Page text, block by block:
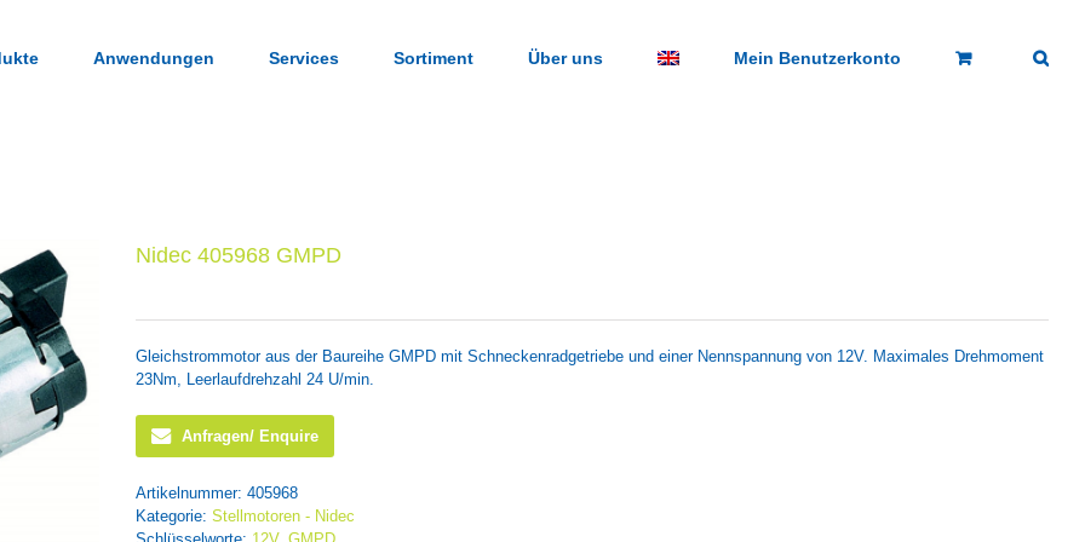
Anwendungen Services Sortiment Über uns Mein Benutzerkonto
Nidec 405968 GMPD
Gleichstrommotor aus der Baureihe GMPD mit Schneckenradgetriebe und einer Nennspannung von 12V. Maximales Drehmoment
23Nm, Leerlaufdrehzahl 24 U/min.
Anfragen/ Enquire
Artikelnummer: 405968
Kategorie: Stellmotoren - Nidec